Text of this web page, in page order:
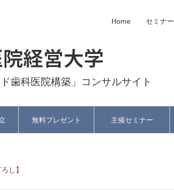
経営大学
歯科医院構築」コンサルサイト
無料プレゼント 主催セミナー
Home セミナー
し】